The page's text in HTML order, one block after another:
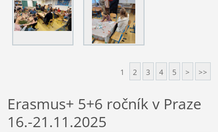
1 2 3 4 5 > >>
Erasmus+ 5+6 ročník v Praze
16.-21.11.2025